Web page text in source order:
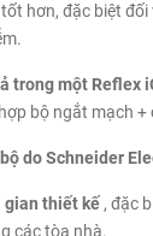
hơn, đặc biệt
trong một Reflex
bộ ngắt mạch +
do Schneider
gian thiết kế , đặc
các tòa nhà.